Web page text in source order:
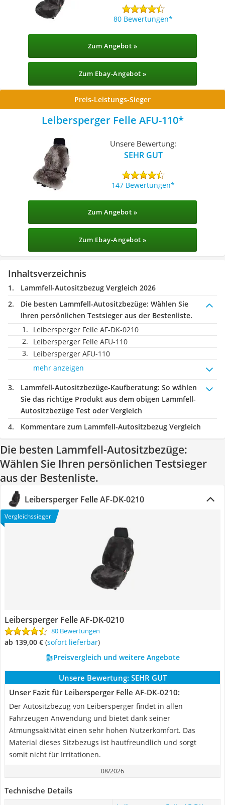
80 Bewertungen
Zum Angebot »
Zum Ebay-Angebot »
Preis-Leistungs-Sieger
Leibersperger Felle AFU-110
Unsere Bewertung:
SEHR GUT
147 Bewertungen
Zum Angebot »
Zum Ebay-Angebot »
Inhaltsverzeichnis
Lammfell-Autositzbezug Vergleich 2026
Die besten Lammfell-Autositzbezüge: Wählen Sie
Ihren persönlichen Testsieger aus der Bestenliste.
Leibersperger Felle AF-DK-0210
Leibersperger Felle AFU-110
Leibersperger AFU-110
mehr anzeigen
Lammfell-Autositzbezüge-Kaufberatung: So wählen
Sie das richtige Produkt aus dem obigen Lammfell-
Autositzbezüge Test oder Vergleich
Kommentare zum Lammfell-Autositzbezug Vergleich
Die besten Lammfell-Autositzbezüge:
Wählen Sie Ihren persönlichen Testsieger
aus der Bestenliste.
Leibersperger Felle AF-DK-0210
Vergleichssieger
Leibersperger Felle AF-DK-0210
80 Bewertungen
ab 139,00 € ( Sofort lieferbar)
Preisvergleich und weitere Angebote
Unsere Bewertung: SEHR GUT
Unser Fazit für Leibersperger Felle AF-DK-0210:
Der Autositzbezug von Leibersperger findet in allen
Fahrzeugen Anwendung und bietet dank seiner
Atmungsaktivität einen sehr hohen Nutzerkomfort. Das
Material dieses Sitzbezugs ist hautfreundlich und sorgt
somit nicht für Irritationen.
08/2026
Technische Details